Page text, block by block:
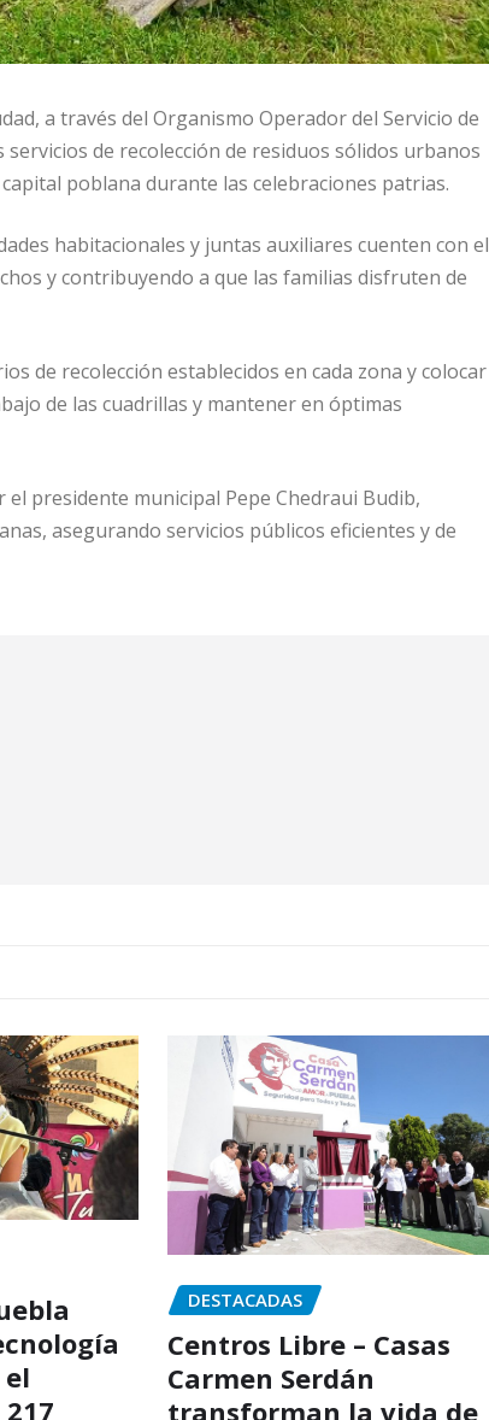
a través del Organismo Operador del Servicio de
de recolección de residuos sólidos urbanos
poblana durante las celebraciones patrias.
habitacionales y juntas auxiliares cuenten con el
y contribuyendo a que las familias disfruten de
de recolección establecidos en cada zona y colocar
de las cuadrillas y mantener en óptimas
el presidente municipal Pepe Chedraui Budib,
asegurando servicios públicos eficientes y de
DESTACADAS
Centros Libre – Casas
Carmen Serdán
transforman la vida de